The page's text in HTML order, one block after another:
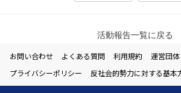
活動報告一覧に戻る
お問い合わせ よくある質問 利用規約
運営団体
プライバシーポリシー
反社会的勢力に対する基本